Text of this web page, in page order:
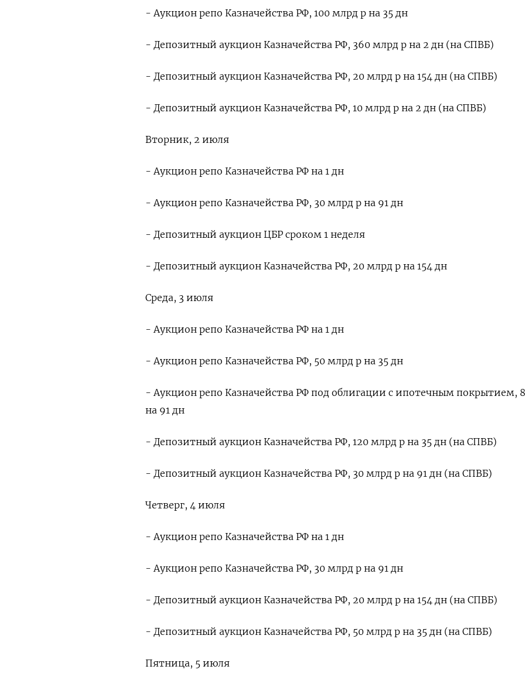
- Аукцион репо Казначейства РФ, 100 млрд р на 35 дн
- Депозитный аукцион Казначейства РФ, 360 млрд р на 2 дн (на СПВБ)
- Депозитный аукцион Казначейства РФ, 20 млрд р на 154 дн (на СПВБ)
- Депозитный аукцион Казначейства РФ, 10 млрд р на 2 дн (на СПВБ)
Вторник, 2 июля
- Аукцион репо Казначейства РФ на 1 дн
- Аукцион репо Казначейства РФ, 30 млрд р на 91 дн
- Депозитный аукцион ЦБР сроком 1 неделя
- Депозитный аукцион Казначейства РФ, 20 млрд р на 154 дн
Среда, 3 июля
- Аукцион репо Казначейства РФ на 1 дн
- Аукцион репо Казначейства РФ, 50 млрд р на 35 дн
- Аукцион репо Казначейства РФ под облигации с ипотечным покрытием,
на 91 дн
- Депозитный аукцион Казначейства РФ, 120 млрд р на 35 дн (на СПВБ)
- Депозитный аукцион Казначейства РФ, 30 млрд р на 91 дн (на СПВБ)
Четверг, 4 июля
- Аукцион репо Казначейства РФ на 1 дн
- Аукцион репо Казначейства РФ, 30 млрд р на 91 дн
- Депозитный аукцион Казначейства РФ, 20 млрд р на 154 дн (на СПВБ)
- Депозитный аукцион Казначейства РФ, 50 млрд р на 35 дн (на СПВБ)
Пятница, 5 июля